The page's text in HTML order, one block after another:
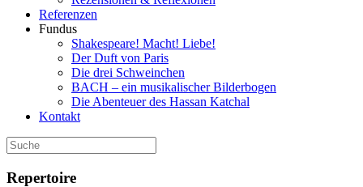
Referenzen
Fundus
Shakespeare! Macht! Liebe!
Der Duft von Paris
Die drei Schweinchen
BACH – ein musikalischer Bilderbogen
Die Abenteuer des Hassan Katchal
Kontakt
Repertoire